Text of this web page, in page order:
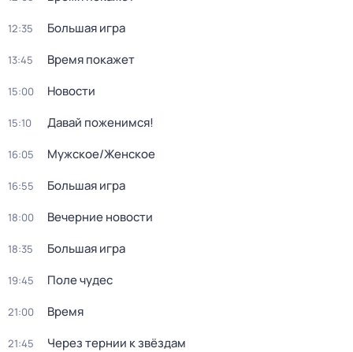
12:35 Большая игра
13:45 Время покажет
15:00 Новости
15:10 Давай поженимся!
16:05 Мужское/Женское
16:55 Большая игра
18:00 Вечерние новости
18:35 Большая игра
19:45 Поле чудес
21:00 Время
21:45 Через тернии к звёздам